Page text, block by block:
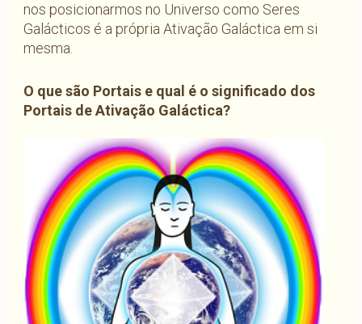
nos posicionarmos no Universo como Seres
Galácticos é a própria Ativação Galáctica em si
mesma.
O que são Portais e qual é o significado dos
Portais de Ativação Galáctica?